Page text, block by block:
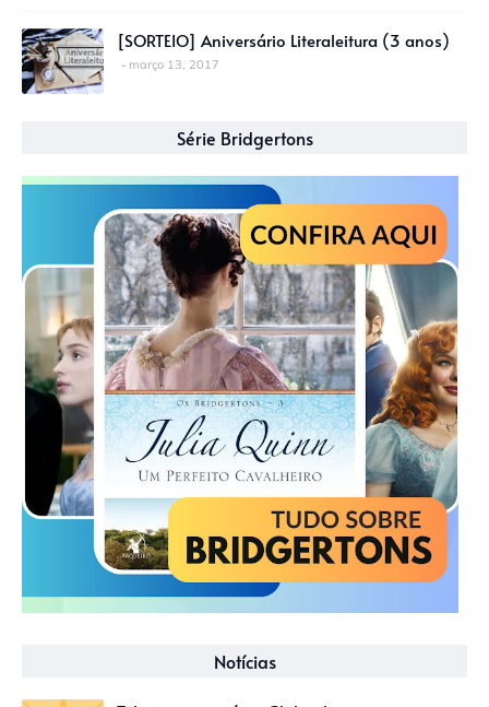
[SORTEIO] Aniversário Literaleitura (3 anos)
março 13, 2017
Série Bridgertons
Notícias